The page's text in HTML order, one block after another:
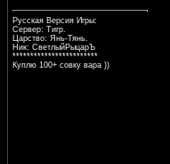
Русская Версия Игры:
Сервер: Тигр.
Царство: Янь-Тянь.
Ник: СветлыйРыцарЪ
************************
Куплю 100+ совку вара ))